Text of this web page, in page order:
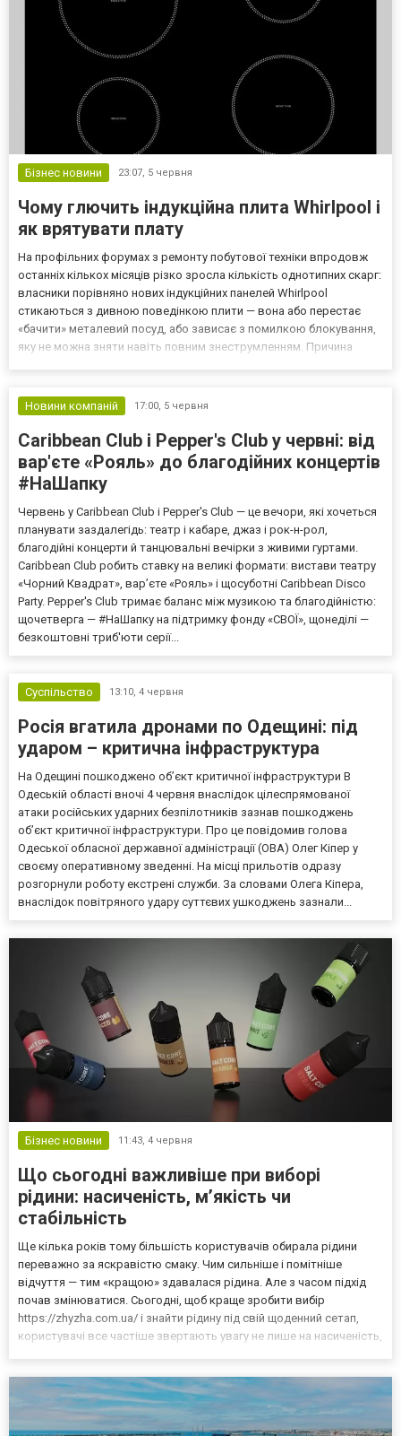
Бізнес новини 23:07, 5 червня
Чому глючить індукційна плита Whirlpool і
як врятувати плату
На профільних форумах з ремонту побутової техніки впродовж
останніх кількох місяців різко зросла кількість однотипних скарг:
власники порівняно нових індукційних панелей Whirlpool
стикаються з дивною поведінкою плити — вона або перестає
«бачити» металевий посуд, або зависає з помилкою блокування,
яку не можна зняти навіть повним знеструмленням. Причина
Новини компаній
17:00, 5 червня
Caribbean Club і Pepper's Club у червні: від
вар'єте «Рояль» до благодійних концертів
#НаШапку
Червень у Caribbean Club і Pepper's Club — це вечори, які хочеться
планувати заздалегідь: театр і кабаре, джаз і рок-н-рол,
благодійні концерти й танцювальні вечірки з живими гуртами.
Caribbean Club робить ставку на великі формати: вистави театру
«Чорний Квадрат», вар’єте «Рояль» і щосуботні Caribbean Disco
Party. Pepper's Club тримає баланс між музикою та благодійністю:
щочетверга — #НаШапку на підтримку фонду «СВОЇ», щонеділі —
безкоштовні триб'юти серії...
Суспільство 13:10, 4 червня
Росія вгатила дронами по Одещині: під
ударом – критична інфраструктура
На Одещині пошкоджено обʼєкт критичної інфраструктури В
Одеській області вночі 4 червня внаслідок цілеспрямованої
атаки російських ударних безпілотників зазнав пошкоджень
обʼєкт критичної інфраструктури. Про це повідомив голова
Одеської обласної державної адміністрації (ОВА) Олег Кіпер у
своєму оперативному зведенні. На місці прильотів одразу
розгорнули роботу екстрені служби. За словами Олега Кіпера,
внаслідок повітряного удару суттєвих ушкоджень зазнали...
Бізнес новини 11:43, 4 червня
Що сьогодні важливіше при виборі
рідини: насиченість, м’якість чи
стабільність
Ще кілька років тому більшість користувачів обирала рідини
переважно за яскравістю смаку. Чим сильніше і помітніше
відчуття — тим «кращою» здавалася рідина. Але з часом підхід
почав змінюватися. Сьогодні, щоб краще зробити вибір
https://zhyzha.com.ua/ і знайти рідину під свій щоденний сетап,
користувачі все частіше звертають увагу не лише на насиченість,